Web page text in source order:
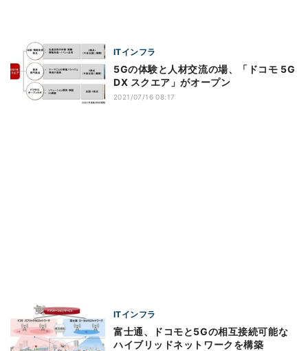
ITインフラ
5Gの体験と人材交流の場、「ドコモ 5G
DX スクエア」がオープン
2021/07/16 08:17
ITインフラ
富士通、ドコモと5Gの相互接続可能な
ハイブリッドネットワークを構築